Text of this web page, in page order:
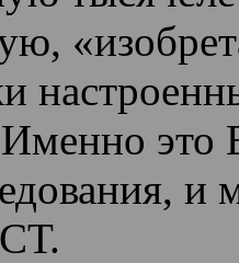
Именно это
и